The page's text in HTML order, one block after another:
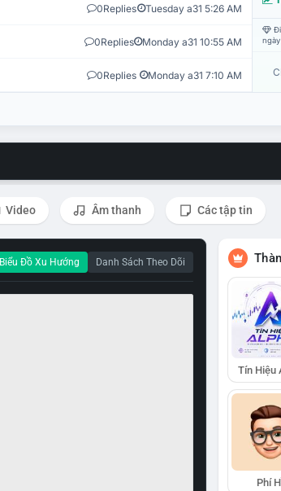
0Replies Tuesday a31 5:26 AM
0Replies Monday a31 10:55 AM
0Replies Monday a31 7:10 AM
Video Âm thanh Các tập tin
Biểu Đồ Xu Hướng Danh Sách Theo Dõi
Tín Hiệu
Phí